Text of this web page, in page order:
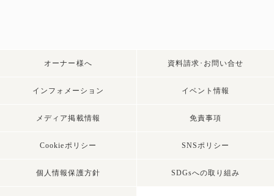
オーナー様へ 資料請求･お問い合せ
インフォメーション イベント情報
メディア掲載情報 免責事項
Cookieポリシー SNSポリシー
個人情報保護方針 SDGsへの取り組み